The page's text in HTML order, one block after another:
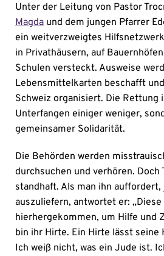
Unter der Leitung von Pastor
Magda und dem jungen Pfarrer
ein weitverzweigtes
in Privathäusern, auf
Schulen versteckt. Ausweise
Lebensmittelkarten beschafft
Schweiz organisiert. Die Rettung
Unterfangen einiger weniger,
gemeinsamer Solidarität.
Die Behörden werden
durchsuchen und verhören. Doch
standhaft. Als man ihn
auszuliefern, antwortet er:
hierhergekommen, um Hilfe und
bin ihr Hirte. Ein Hirte lässt seine
Ich weiß nicht, was ein Jude ist.